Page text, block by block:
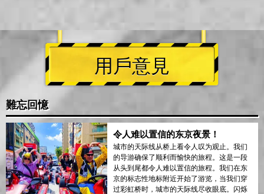
用戶意見
難忘回憶
令人难以置信的东京夜景！
城市的天际线从桥上看令人叹为观止。我们
的导游确保了顺利而愉快的旅程。这是一段
从头到尾都令人难以置信的旅程。我们在东
京的标志性地标附近开始了游览，当我们穿
过彩虹桥时，城市的天际线尽收眼底。闪烁